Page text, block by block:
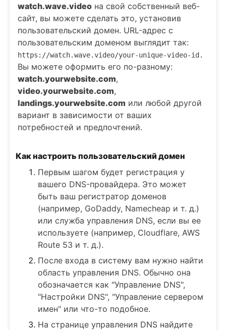
watch.wave.video на свой собственный веб-
сайт, вы можете сделать это, установив
пользовательский домен. URL-адрес с
пользовательским доменом выглядит так:
https://watch.wave.video/your-unique-video-id.
Вы можете оформить его по-разному:
watch.yourwebsite.com,
video.yourwebsite.com,
landings.yourwebsite.com или любой другой
вариант в зависимости от ваших
потребностей и предпочтений.
Как настроить пользовательский домен
Первым шагом будет регистрация у
вашего DNS-провайдера. Это может
быть ваш регистратор доменов
(например, GoDaddy, Namecheap и т. д.)
или служба управления DNS, если вы ее
используете (например, Cloudflare, AWS
Route 53 и т. д.).
После входа в систему вам нужно найти
область управления DNS. Обычно она
обозначается как "Управление DNS",
"Настройки DNS", "Управление сервером
имен" или что-то подобное.
На странице управления DNS найдите